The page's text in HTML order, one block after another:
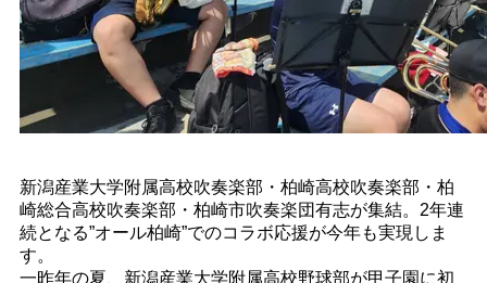
新潟産業大学附属高校吹奏楽部・柏崎高校吹奏楽部・柏
崎総合高校吹奏楽部・柏崎市吹奏楽団有志が集結。2年連
続となる”オール柏崎”でのコラボ応援が今年も実現しま
す。
一昨年の夏、新潟産業大学附属高校野球部が甲子園に初